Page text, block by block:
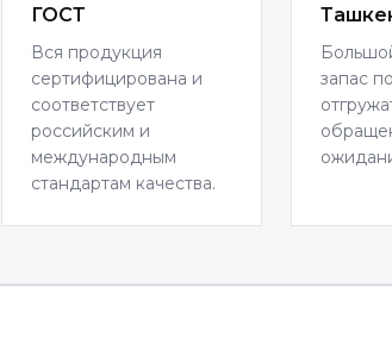
ГОСТ
Вся продукция
сертифицирована и
соответствует
российским и
международным
стандартам качества.
запас